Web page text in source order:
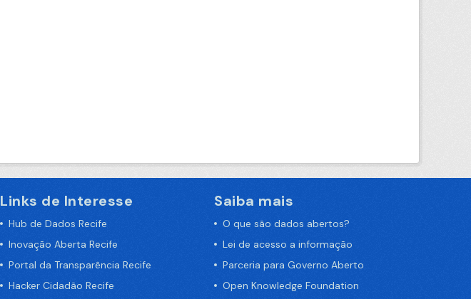
Links de Interesse
Hub de Dados Recife
Inovação Aberta Recife
Portal da Transparência Recife
Hacker Cidadão Recife
Saiba mais
O que são dados abertos?
Lei de acesso a informação
Parceria para Governo Aberto
Open Knowledge Foundation